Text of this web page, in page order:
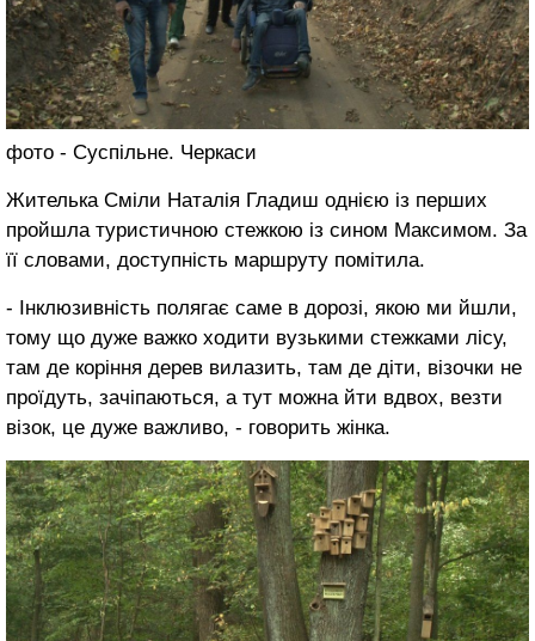
фото - Суспільне. Черкаси
Жителька Сміли Наталія Гладиш однією із перших
пройшла туристичною стежкою із сином Максимом. За
її словами, доступність маршруту помітила.
- Інклюзивність полягає саме в дорозі, якою ми йшли,
тому що дуже важко ходити вузькими стежками лісу,
там де коріння дерев вилазить, там де діти, візочки не
проїдуть, зачіпаються, а тут можна йти вдвох, везти
візок, це дуже важливо, - говорить жінка.